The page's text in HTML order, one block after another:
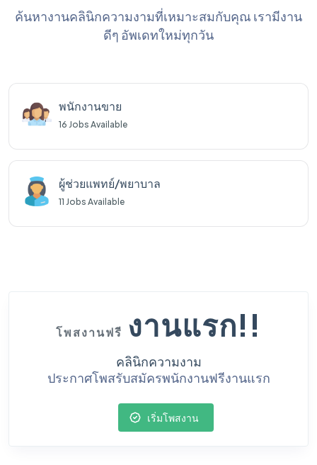
ค้นหางานคลินิกความงามที่เหมาะสมกับคุณ เรามีงาน
ดีๆ อัพเดทใหม่ทุกวัน
พนักงานขาย
16 Jobs Available
ผู้ช่วยแพทย์/พยาบาล
11 Jobs Available
โพสงานฟรี งานแรก!!
คลินิกความงาม
ประกาศโพสรับสมัครพนักงานฟรีงานแรก
เริ่มโพสงาน